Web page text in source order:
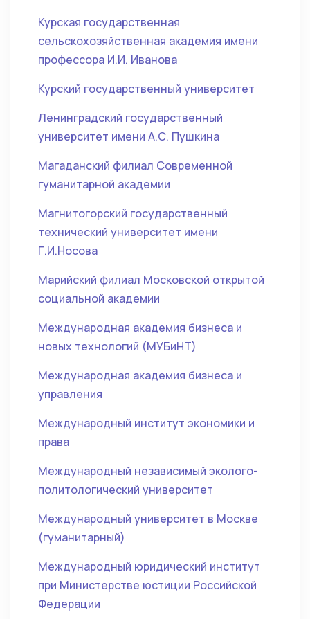
Курская государственная
сельскохозяйственная академия имени
профессора И.И. Иванова
Курский государственный университет
Ленинградский государственный
университет имени А.С. Пушкина
Магаданский филиал Современной
гуманитарной академии
Магнитогорский государственный
технический университет имени
Г.И.Носова
Марийский филиал Московской открытой
социальной академии
Международная академия бизнеса и
новых технологий (МУБиНТ)
Международная академия бизнеса и
управления
Международный институт экономики и
права
Международный независимый эколого-
политологический университет
Международный университет в Москве
(гуманитарный)
Международный юридический институт
при Министерстве юстиции Российской
Федерации